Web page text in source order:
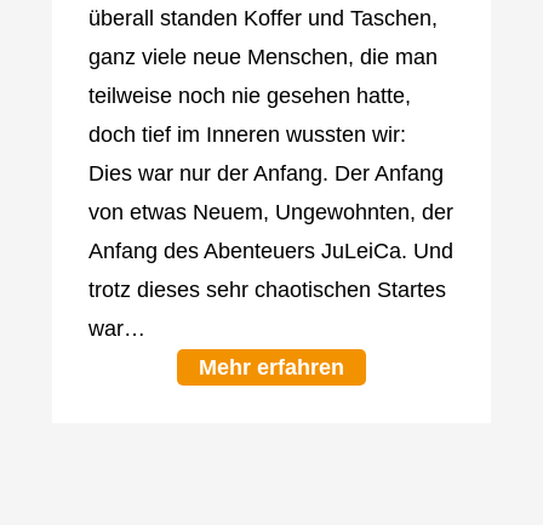
überall standen Koffer und Taschen,
ganz viele neue Menschen, die man
teilweise noch nie gesehen hatte,
doch tief im Inneren wussten wir:
Dies war nur der Anfang. Der Anfang
von etwas Neuem, Ungewohnten, der
Anfang des Abenteuers JuLeiCa. Und
trotz dieses sehr chaotischen Startes
war…
Mehr erfahren